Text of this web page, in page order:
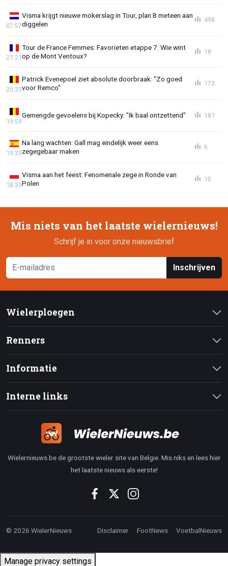
Visma krijgt nieuwe mokerslag in Tour, plan B meteen aan
diggelen
07:57
498
Tour de France Femmes: Favorieten etappe 7: Wie wint
op de Mont Ventoux?
21:21
18
Patrick Evenepoel ziet absolute doorbraak: "Zo goed
voor Remco"
20:33
173
Gemengde gevoelens bij Kopecky: "Ik baal ontzettend"
19:59
181
Na lang wachten: Gall mag eindelijk weer eens
zegegebaar maken
19:33
6
Visma aan het feest: Fenomenale zege in Ronde van
Polen
18:33
10
Mis niets van het laatste wielernieuws!
Schrijf je in voor onze nieuwsbrief
Inschrijven
Wielerploegen
Renners
Informatie
Interne links
Wielernieuws.be de grootste wieler site van Belgie. Mis niks en lees hier
het laatste nieuws als eerste!
© 2026 WielerNieuws Disclaimer FootNews VoetbalNieuws
Manage privacy settings